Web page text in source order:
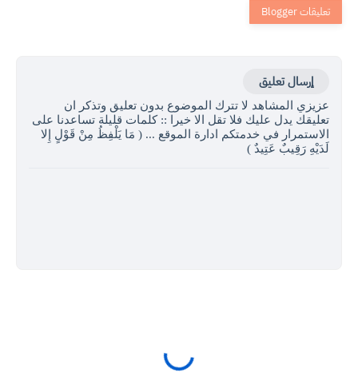
إرسال تعليق
عزيزي المشاهد لا تترك الموضوع بدون تعليق وتذكر ان
تعليقك يدل عليك فلا تقل الا خيرا :: كلمات قليلة تساعدنا على
الاستمرار في خدمتكم ادارة الموقع ... ( مَا يَلْفِظُ مِنْ قَوْلٍ إِلا
لَدَيْهِ رَقِيبٌ عَتِيدٌ )